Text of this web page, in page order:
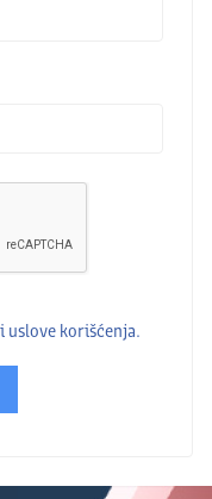
uslove korišćenja.